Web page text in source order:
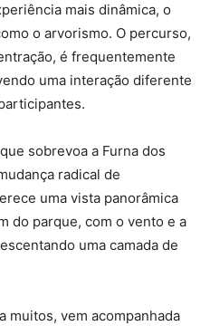
mais dinâmica, o
o arvorismo. O percurso,
é frequentemente
uma interação diferente
sobrevoa a Furna dos
radical de
uma vista panorâmica
do parque, com o vento e a
uma camada de
muitos, vem acompanhada